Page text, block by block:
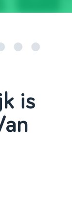
is